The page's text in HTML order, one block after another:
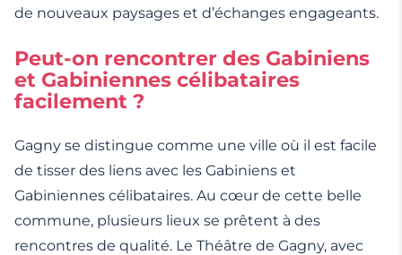
de nouveaux paysages et d’échanges engageants.
Peut-on rencontrer des Gabiniens
et Gabiniennes célibataires
facilement ?
Gagny se distingue comme une ville où il est facile
de tisser des liens avec les Gabiniens et
Gabiniennes célibataires. Au cœur de cette belle
commune, plusieurs lieux se prêtent à des
rencontres de qualité. Le Théâtre de Gagny, avec